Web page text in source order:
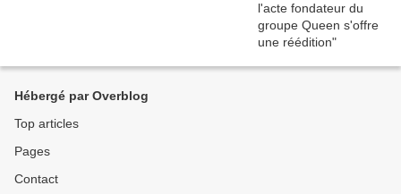
Hébergé par Overblog
Top articles
Pages
Contact